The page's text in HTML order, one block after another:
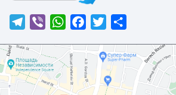
Telegram
Viber WhatsAppFacebook
Twitter